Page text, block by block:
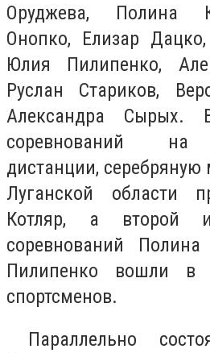
Оруджева, Полина
Онопко, Елизар
Юлия Пилипенко,
Руслан Стариков,
Александра Сырых.
соревнований на
дистанции,
Луганской области
Котляр, а второй
соревнований
Пилипенко вошли в
спортсменов.
Параллельно